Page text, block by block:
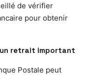
de vérifier
pour obtenir
retrait important
Postale peut